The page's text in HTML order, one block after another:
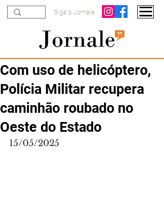
Siga o Jornale
Com uso de helicóptero,
Polícia Militar recupera
caminhão roubado no
Oeste do Estado
15/05/2025